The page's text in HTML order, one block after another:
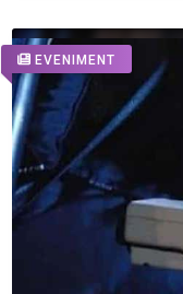
EVENIMENT